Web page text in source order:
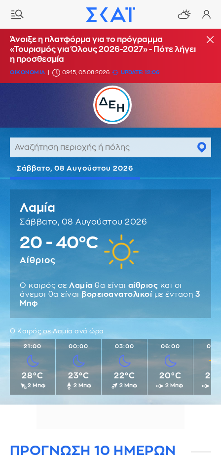
Άνοιξε η πλατφόρμα για το πρόγραμμα
«Τουρισμός για Όλους 2026-2027» - Πότε λήγει
η προσθεσμία
ΟΙΚΟΝΟΜΙΑ 09:15, 05.08.2026 UPDATE: 12:06
Σάββατο, 08 Αυγούστου 2026
Λαμία
Σάββατο, 08 Αυγούστου 2026
20 - 40°C
Αίθριος
Ο καιρός σε Λαμία θα είναι αίθριος και οι
άνεμοι θα είναι βορειοανατολικοί με ένταση 3
Μπφ
Ο Καιρός σε Λαμία ανά ώρα
21:00
28°C
2 Μπφ
00:00
23°C
2 Μπφ
03:00
22°C
2 Μπφ
06:00
20°C
2 Μπφ
ΠΡΟΓΝΩΣΗ 10 ΗΜΕΡΩΝ